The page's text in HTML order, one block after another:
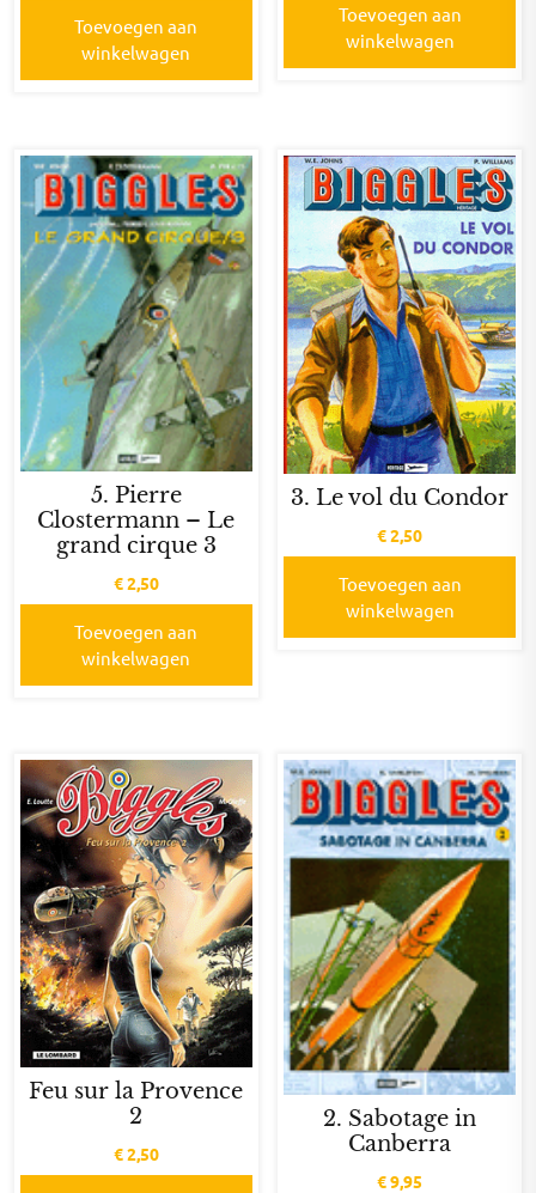
Toevoegen aan
winkelwagen
Toevoegen aan
winkelwagen
5. Pierre
Clostermann – Le
grand cirque 3
€2,50
Toevoegen aan
winkelwagen
3. Le vol du Condor
€2,50
Toevoegen aan
winkelwagen
Feu sur la Provence
2
€2,50
2. Sabotage in
Canberra
€9,95